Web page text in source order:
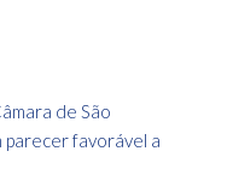
de São
parecer favorável a